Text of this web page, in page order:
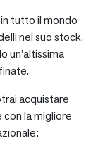
tutto il mondo
nel suo stock,
un’altissima
acquistare
la migliore